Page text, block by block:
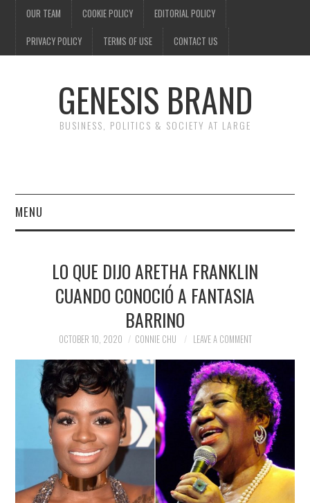
OUR TEAM COOKIE POLICY EDITORIAL POLICY
PRIVACY POLICY TERMS OF USE CONTACT US
GENESIS BRAND
BUSINESS, POLITICS & SOCIETY AT LARGE
MENU
FINANCE
SOCIETY
SPORTS
TECHNOLOGY
LO QUE DIJO ARETHA FRANKLIN
CUANDO CONOCIÓ A FANTASIA
BARRINO
OCTOBER 10, 2020 CONNIE CHU LEAVE A COMMENT